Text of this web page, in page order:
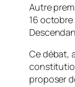
Autre
16
Ce débat,
proposer